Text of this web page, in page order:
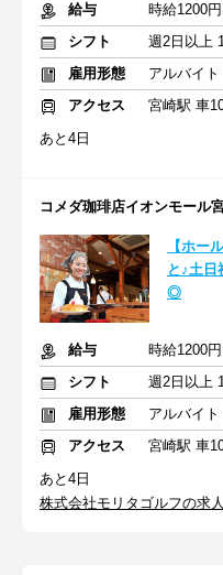
給与
時給1200
シフト
週2日以上
雇用形態
アルバイト
アクセス
宮崎駅 車
あと4日
コメダ珈琲店イオンモール
【ホー
と♪土
◎
給与
時給1200
シフト
週2日以上
雇用形態
アルバイト
アクセス
宮崎駅 車
あと4日
株式会社モリタゴルフの求